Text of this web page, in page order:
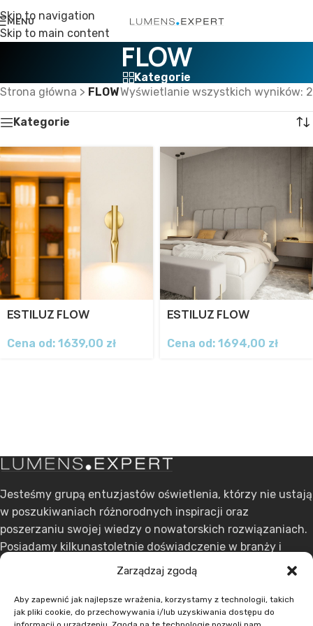
Zarządzaj zgodą
Aby zapewnić jak najlepsze wrażenia, korzystamy z technologii, takich
jak pliki cookie, do przechowywania i/lub uzyskiwania dostępu do
Skip to navigation
Skip to main content
MENU
FLOW
Kategorie
Strona główna > FLOWWyświetlanie wszystkich wyników: 2
Kategorie
ESTILUZ FLOW
Cena od: 1639,00 zł
ESTILUZ FLOW
Cena od: 1694,00 zł
Jesteśmy grupą entuzjastów oświetlenia, którzy nie ustają
w poszukiwaniach różnorodnych inspiracji oraz
poszerzaniu swojej wiedzy o nowatorskich rozwiązaniach.
Posiadamy kilkunastoletnie doświadczenie w branży i
stawiamy na ciągły rozwój.
ul. Dąbrowskiego 301, 60-406 Poznań
+48 608 636 580